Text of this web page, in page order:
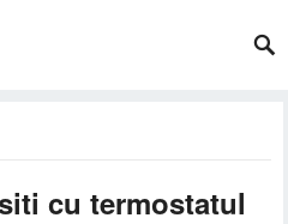
cu termostatul